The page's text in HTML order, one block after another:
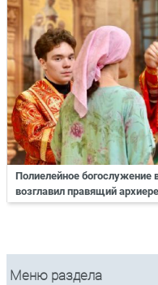
Полиелейное богослужение
возглавил правящий
Меню раздела